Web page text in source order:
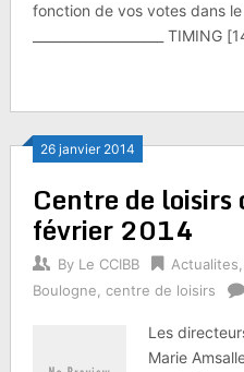
fonction de vos votes dans
____________________ TIMING
26 janvier 2014
Centre de
février 2014
By Le CCIBB Actualites
Boulogne centre de loisirs
Les
Marie